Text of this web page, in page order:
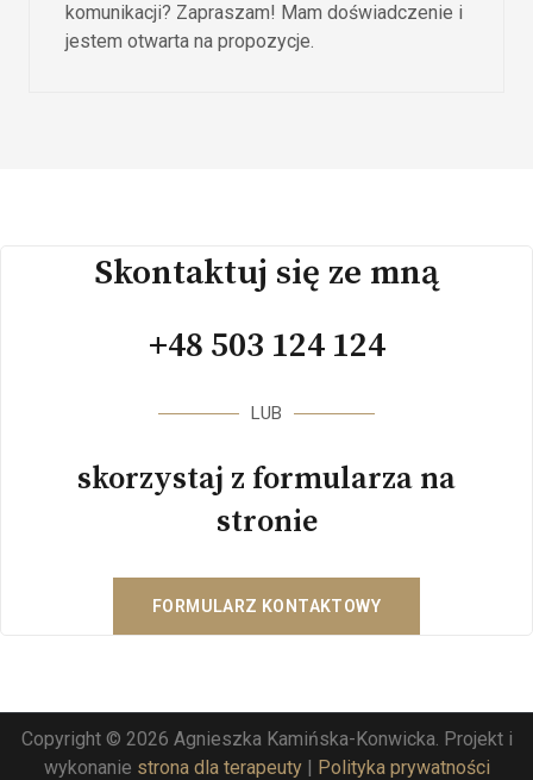
komunikacji? Zapraszam! Mam doświadczenie i
jestem otwarta na propozycje.
Skontaktuj się ze mną
+48 503 124 124
LUB
skorzystaj z formularza na
stronie
FORMULARZ KONTAKTOWY
Copyright © 2026 Agnieszka Kamińska-Konwicka. Projekt i
wykonanie strona dla terapeuty| Polityka prywatności